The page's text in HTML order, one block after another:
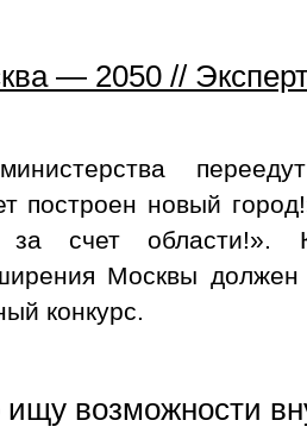
— 2050 //
построен новый
счет области!».
Москвы должен
конкурс.
возможности